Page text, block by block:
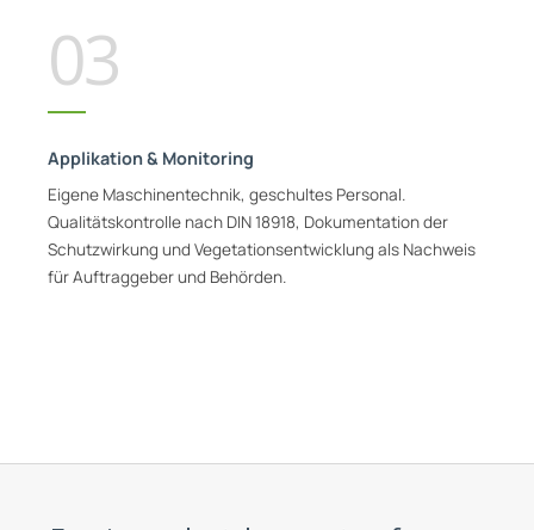
03
Applikation & Monitoring
Eigene Maschinentechnik, geschultes Personal.
Qualitätskontrolle nach DIN 18918, Dokumentation der
Schutzwirkung und Vegetationsentwicklung als Nachweis
für Auftraggeber und Behörden.